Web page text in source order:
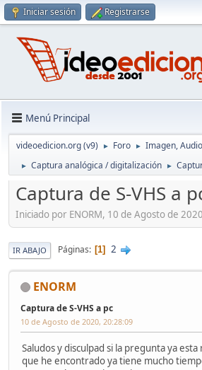
Iniciar sesión Registrarse
Menú Principal
videoedicion.org (v9) ► Foro ► Imagen,
► Captura analógica / digitalización ►
Captura de S-VHS a
Iniciado por ENORM, 10 de Agosto de
IR ABAJO Páginas 1 2
ENORM
Captura de S-VHS a pc
10 de Agosto de 2020, 20:28:09
Saludos y disculpad si la pregunta ya
que he encontrado ya tiene mucho